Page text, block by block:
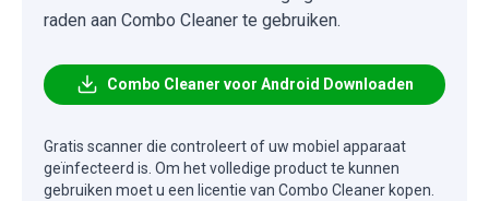
raden aan Combo Cleaner te gebruiken.
Combo Cleaner voor Android Downloaden
Gratis scanner die controleert of uw mobiel apparaat
geïnfecteerd is. Om het volledige product te kunnen
gebruiken moet u een licentie van Combo Cleaner kopen.